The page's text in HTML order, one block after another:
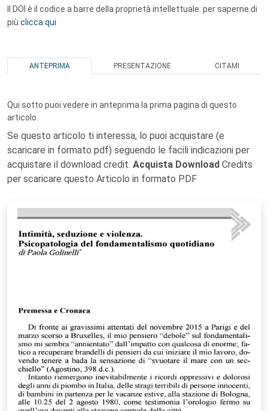
Il DOI è il codice a barre della proprietà intellettuale: per saperne di
più clicca qui
ANTEPRIMA PRESENTAZIONE CITAMI
Qui sotto puoi vedere in anteprima la prima pagina di questo
articolo.
Se questo articolo ti interessa, lo puoi acquistare (e
scaricare in formato pdf) seguendo le facili indicazioni per
acquistare il download credit. Acquista Download Credits
per scaricare questo Articolo in formato PDF